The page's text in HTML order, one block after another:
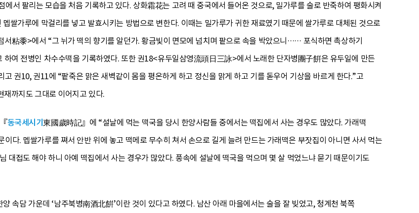
서 팔리는 모습을 처음 기록하고 있다. 상화霜花는 고려 때 중국에서 들어온 것으로, 밀가루를 술로 반죽하여 팽화시켜
쌀가루에 막걸리를 넣고 발효시키는 방법으로 변한다. 이때는 밀가루가 귀한 재료였기 때문에 쌀가루로 대체된 것으로
粘黍>에서 “그 뉘가 떡의 향기를 알던가. 황금빛이 면모에 넘치며 팥으로 속을 박았으니…… 포식하면 촉상하기
하여 전병인 차수수떡을 기록하였다. 또한 권18<유두일삼영流頭日三詠>에서 노래한 단자병團子餠은 유두일에 만든
권10, 권11에 “팥죽은 맑은 새벽같이 몸을 평온하게 하고 정신을 맑게 하고 기를 돋우어 기상을 바르게 한다.”고
재까지도 그대로 이어지고 있다.
동국세시기東國歲時記』에 “설날에 먹는 떡국을 당시 한양사람들 중에서는 떡집에서 사는 경우도 많았다. 가래떡
다. 멥쌀가루를 쪄서 안반 위에 놓고 떡메로 무수히 쳐서 손으로 길게 늘려 만드는 가래떡은 부잣집이 아니면 사서 먹는
대접도 해야 하니 아예 떡집에서 사는 경우가 많았다. 풍속에 설날에 떡국을 먹으며 몇 살 먹었느냐 묻기 때문이기도
속담 가운데 ‘남주북병南酒北餠’이란 것이 있다고 하였다. 남산 아래 마을에서는 술을 잘 빚었고, 청계천 북쪽